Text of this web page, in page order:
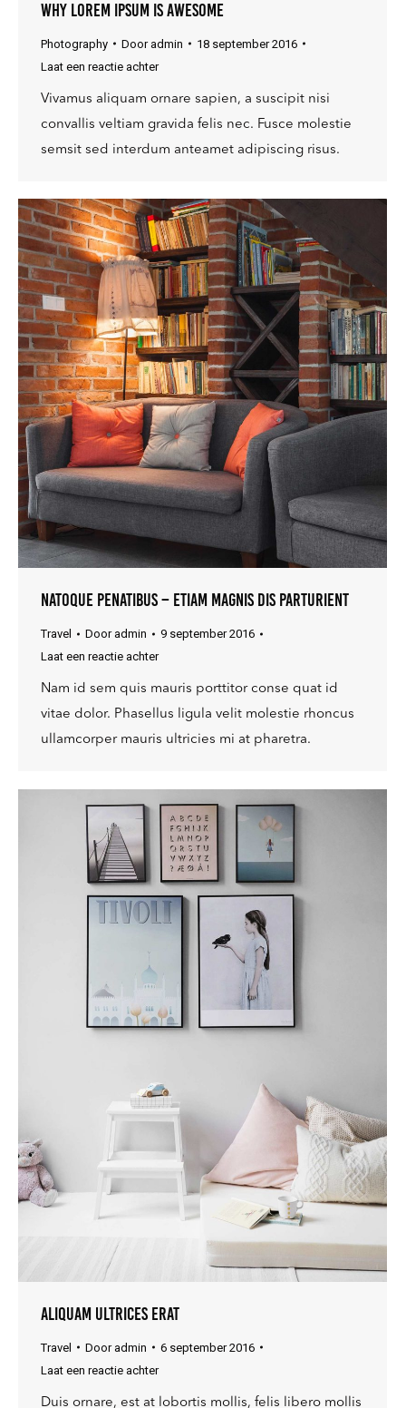
Why lorem ipsum is awesome
Photography Dooradmin
18 september 2016
Laat een reactie achter
Vivamus aliquam ornare sapien, a suscipit nisi
convallis veltiam gravida felis nec. Fusce molestie
semsit sed interdum anteamet adipiscing risus.
Natoque penatibus – etiam magnis dis parturient
Travel Dooradmin
9 september 2016
Laat een reactie achter
Nam id sem quis mauris porttitor conse quat id
vitae dolor. Phasellus ligula velit molestie rhoncus
ullamcorper mauris ultricies mi at pharetra.
Aliquam ultrices erat
Travel Dooradmin
6 september 2016
Laat een reactie achter
Duis ornare, est at lobortis mollis, felis libero mollis